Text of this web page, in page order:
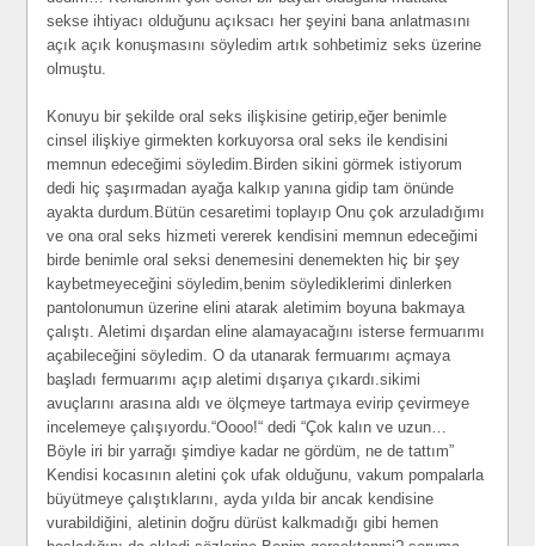
sekse ihtiyacı olduğunu açıksacı her şeyini bana anlatmasını
açık açık konuşmasını söyledim artık sohbetimiz seks üzerine
olmuştu.
Konuyu bir şekilde oral seks ilişkisine getirip,eğer benimle
cinsel ilişkiye girmekten korkuyorsa oral seks ile kendisini
memnun edeceğimi söyledim.Birden sikini görmek istiyorum
dedi hiç şaşırmadan ayağa kalkıp yanına gidip tam önünde
ayakta durdum.Bütün cesaretimi toplayıp Onu çok arzuladığımı
ve ona oral seks hizmeti vererek kendisini memnun edeceğimi
birde benimle oral seksi denemesini denemekten hiç bir şey
kaybetmeyeceğini söyledim,benim söylediklerimi dinlerken
pantolonumun üzerine elini atarak aletimim boyuna bakmaya
çalıştı. Aletimi dışardan eline alamayacağını isterse fermuarımı
açabileceğini söyledim. O da utanarak fermuarımı açmaya
başladı fermuarımı açıp aletimi dışarıya çıkardı.sikimi
avuçlarını arasına aldı ve ölçmeye tartmaya evirip çevirmeye
incelemeye çalışıyordu.“Oooo!“ dedi “Çok kalın ve uzun…
Böyle iri bir yarrağı şimdiye kadar ne gördüm, ne de tattım”
Kendisi kocasının aletini çok ufak olduğunu, vakum pompalarla
büyütmeye çalıştıklarını, ayda yılda bir ancak kendisine
vurabildiğini, aletinin doğru dürüst kalkmadığı gibi hemen